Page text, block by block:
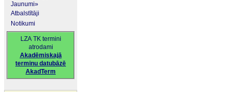
Jaunumi»
Atbalstītāji
Notikumi
LZA TK termini
atrodami
Akadēmiskajā
terminu datubāzē
AkadTerm